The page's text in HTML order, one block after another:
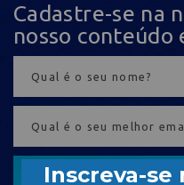
Cadastre-se na
nosso conteúdo